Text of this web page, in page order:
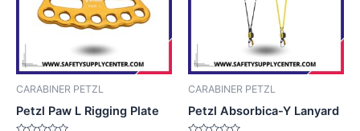
CARABINER PETZL
Petzl Paw L Rigging Plate
CARABINER PETZL
Petzl Absorbica-Y Lanyard